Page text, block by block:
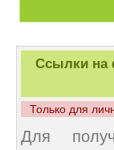
Ссылки на
Только для
Для